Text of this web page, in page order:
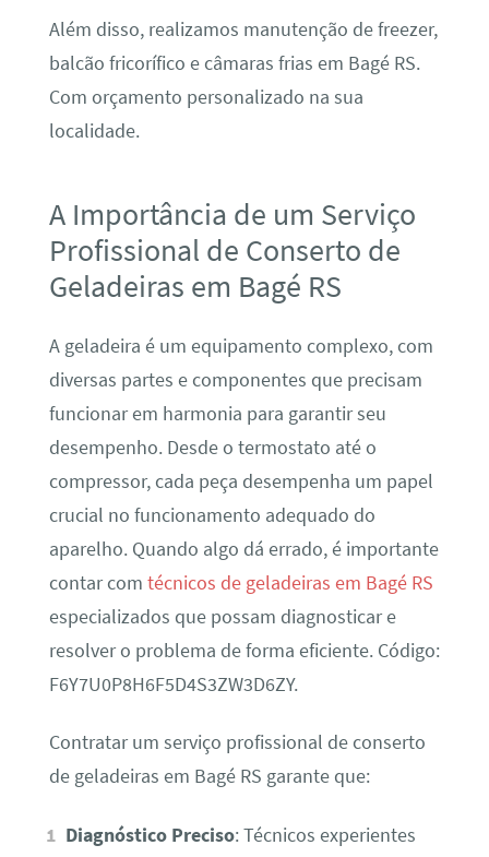
Além disso, realizamos manutenção de freezer,
balcão fricorífico e câmaras frias em Bagé RS.
Com orçamento personalizado na sua
localidade.
A Importância de um Serviço
Profissional de Conserto de
Geladeiras em Bagé RS
A geladeira é um equipamento complexo, com
diversas partes e componentes que precisam
funcionar em harmonia para garantir seu
desempenho. Desde o termostato até o
compressor, cada peça desempenha um papel
crucial no funcionamento adequado do
aparelho. Quando algo dá errado, é importante
contar com técnicos de geladeiras em Bagé RS
especializados que possam diagnosticar e
resolver o problema de forma eficiente. Código:
F6Y7U0P8H6F5D4S3ZW3D6ZY.
Contratar um serviço profissional de conserto
de geladeiras em Bagé RS garante que:
Diagnóstico Preciso: Técnicos experientes